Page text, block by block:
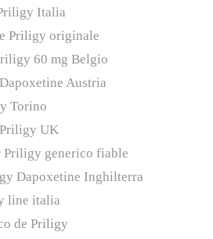
Italia
Priligy originale
60 mg Belgio
Austria
Torino
UK
Priligy generico fiable
Dapoxetine Inghilterra
line italia
de Priligy